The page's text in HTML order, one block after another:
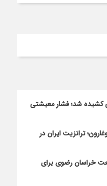
کشیده شد؛ فشار معیشتی
ترانزیت ایران در
خراسان رضوی برای